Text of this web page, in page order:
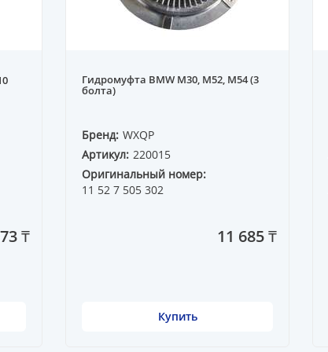
₸
Гидромуфта BMW M30, M52, M54 (3
болта)
Бренд: WXQP
Артикул: 220015
Оригинальный номер:
11 52 7 505 302
11 685 ₸
Купить